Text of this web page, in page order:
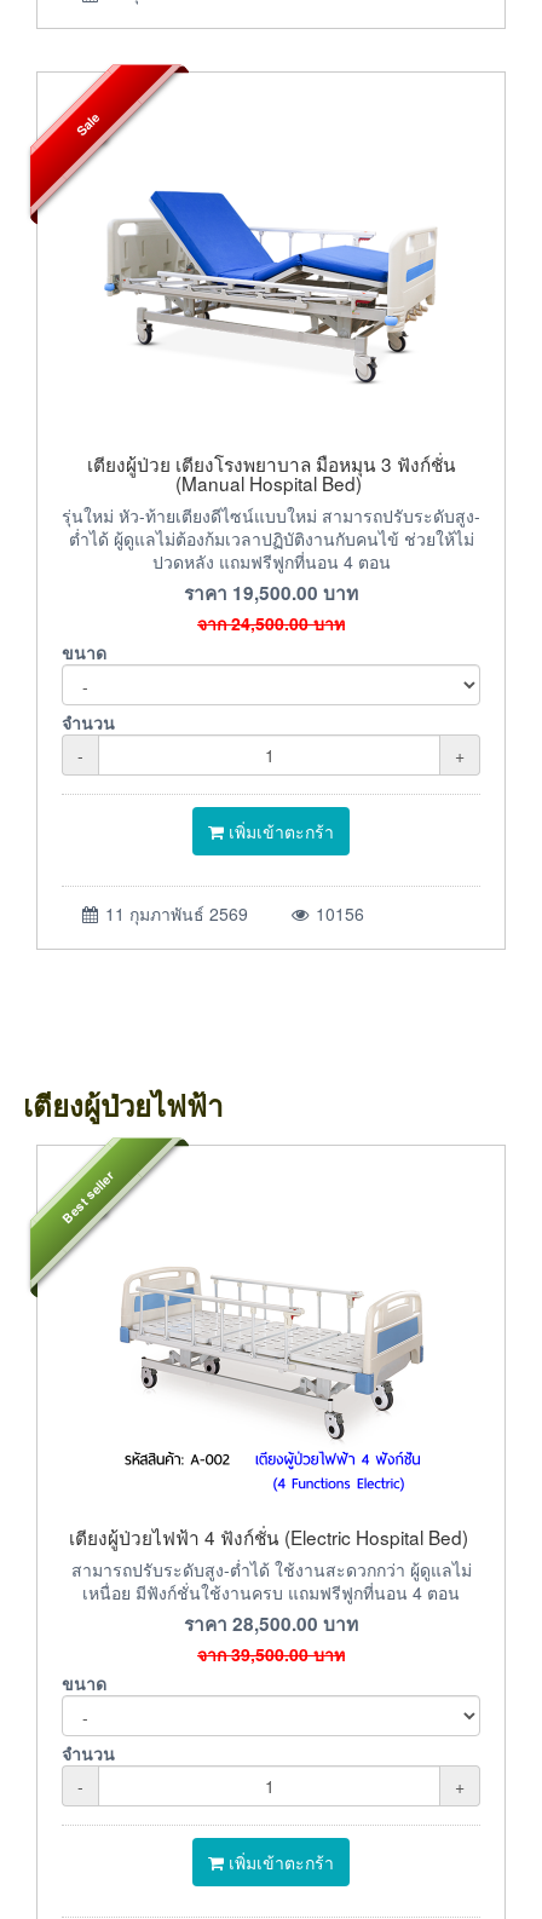
Sale
เตียงผู้ป่วย เตียงโรงพยาบาล มือหมุน 3 ฟังก์ชั่น
(Manual Hospital Bed)
รุ่นใหม่ หัว-ท้ายเตียงดีไซน์แบบใหม่ สามารถปรับระดับสูง-
ต่ำได้ ผู้ดูแลไม่ต้องก้มเวลาปฏิบัติงานกับคนไข้ ช่วยให้ไม่
ปวดหลัง แถมฟรีฟูกที่นอน 4 ตอน
ราคา 19,500.00 บาท
จาก24,500.00บาท
ขนาด
จำนวน
-
+
เพิ่มเข้าตะกร้า
11 กุมภาพันธ์ 2569 10156
เตียงผู้ป่วยไฟฟ้า
Best seller
เตียงผู้ป่วยไฟฟ้า 4 ฟังก์ชั่น (Electric Hospital Bed)
สามารถปรับระดับสูง-ต่ำได้ ใช้งานสะดวกกว่า ผู้ดูแลไม่
เหนื่อย มีฟังก์ชั่นใช้งานครบ แถมฟรีฟูกที่นอน 4 ตอน
ราคา 28,500.00 บาท
จาก39,500.00บาท
ขนาด
จำนวน
-
+
เพิ่มเข้าตะกร้า